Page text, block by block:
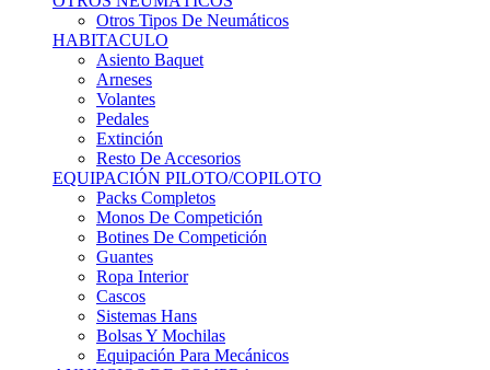
HABITACULO
Asiento Baquet
Arneses
Volantes
Pedales
Extinción
Resto De Accesorios
EQUIPACIÓN PILOTO/COPILOTO
Packs Completos
Monos De Competición
Botines De Competición
Guantes
Ropa Interior
Cascos
Sistemas Hans
Bolsas Y Mochilas
Equipación Para Mecánicos
ANUNCIOS DE COMPRA